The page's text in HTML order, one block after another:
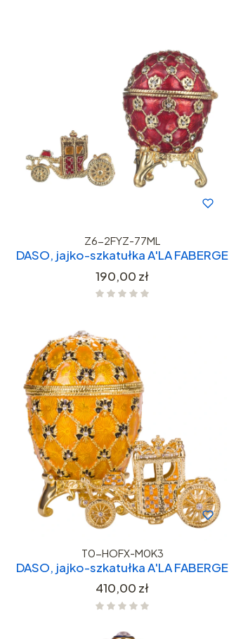
Z6-2FYZ-77ML
DASO, jajko-szkatułka A'LA FABERGE
Cena
190,00 zł
T0-HOFX-M0K3
DASO, jajko-szkatułka A'LA FABERGE
Cena
410,00 zł